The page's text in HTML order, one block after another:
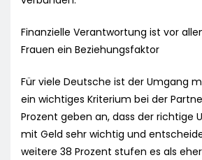
Finanzielle Verantwortung ist vor
Frauen ein Beziehungsfaktor
Für viele Deutsche ist der Umgang
ein wichtiges Kriterium bei der
Prozent geben an, dass der richtige
mit Geld sehr wichtig und
weitere 38 Prozent stufen es als